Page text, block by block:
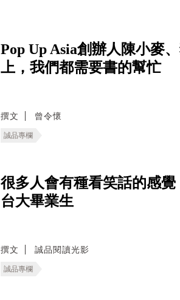
Pop Up Asia創辦人陳小麥
上，我們都需要書的幫忙
撰文 曾令懷
誠品專欄
很多人會有種看笑話的感
台大畢業生
撰文 誠品閱讀光影
誠品專欄